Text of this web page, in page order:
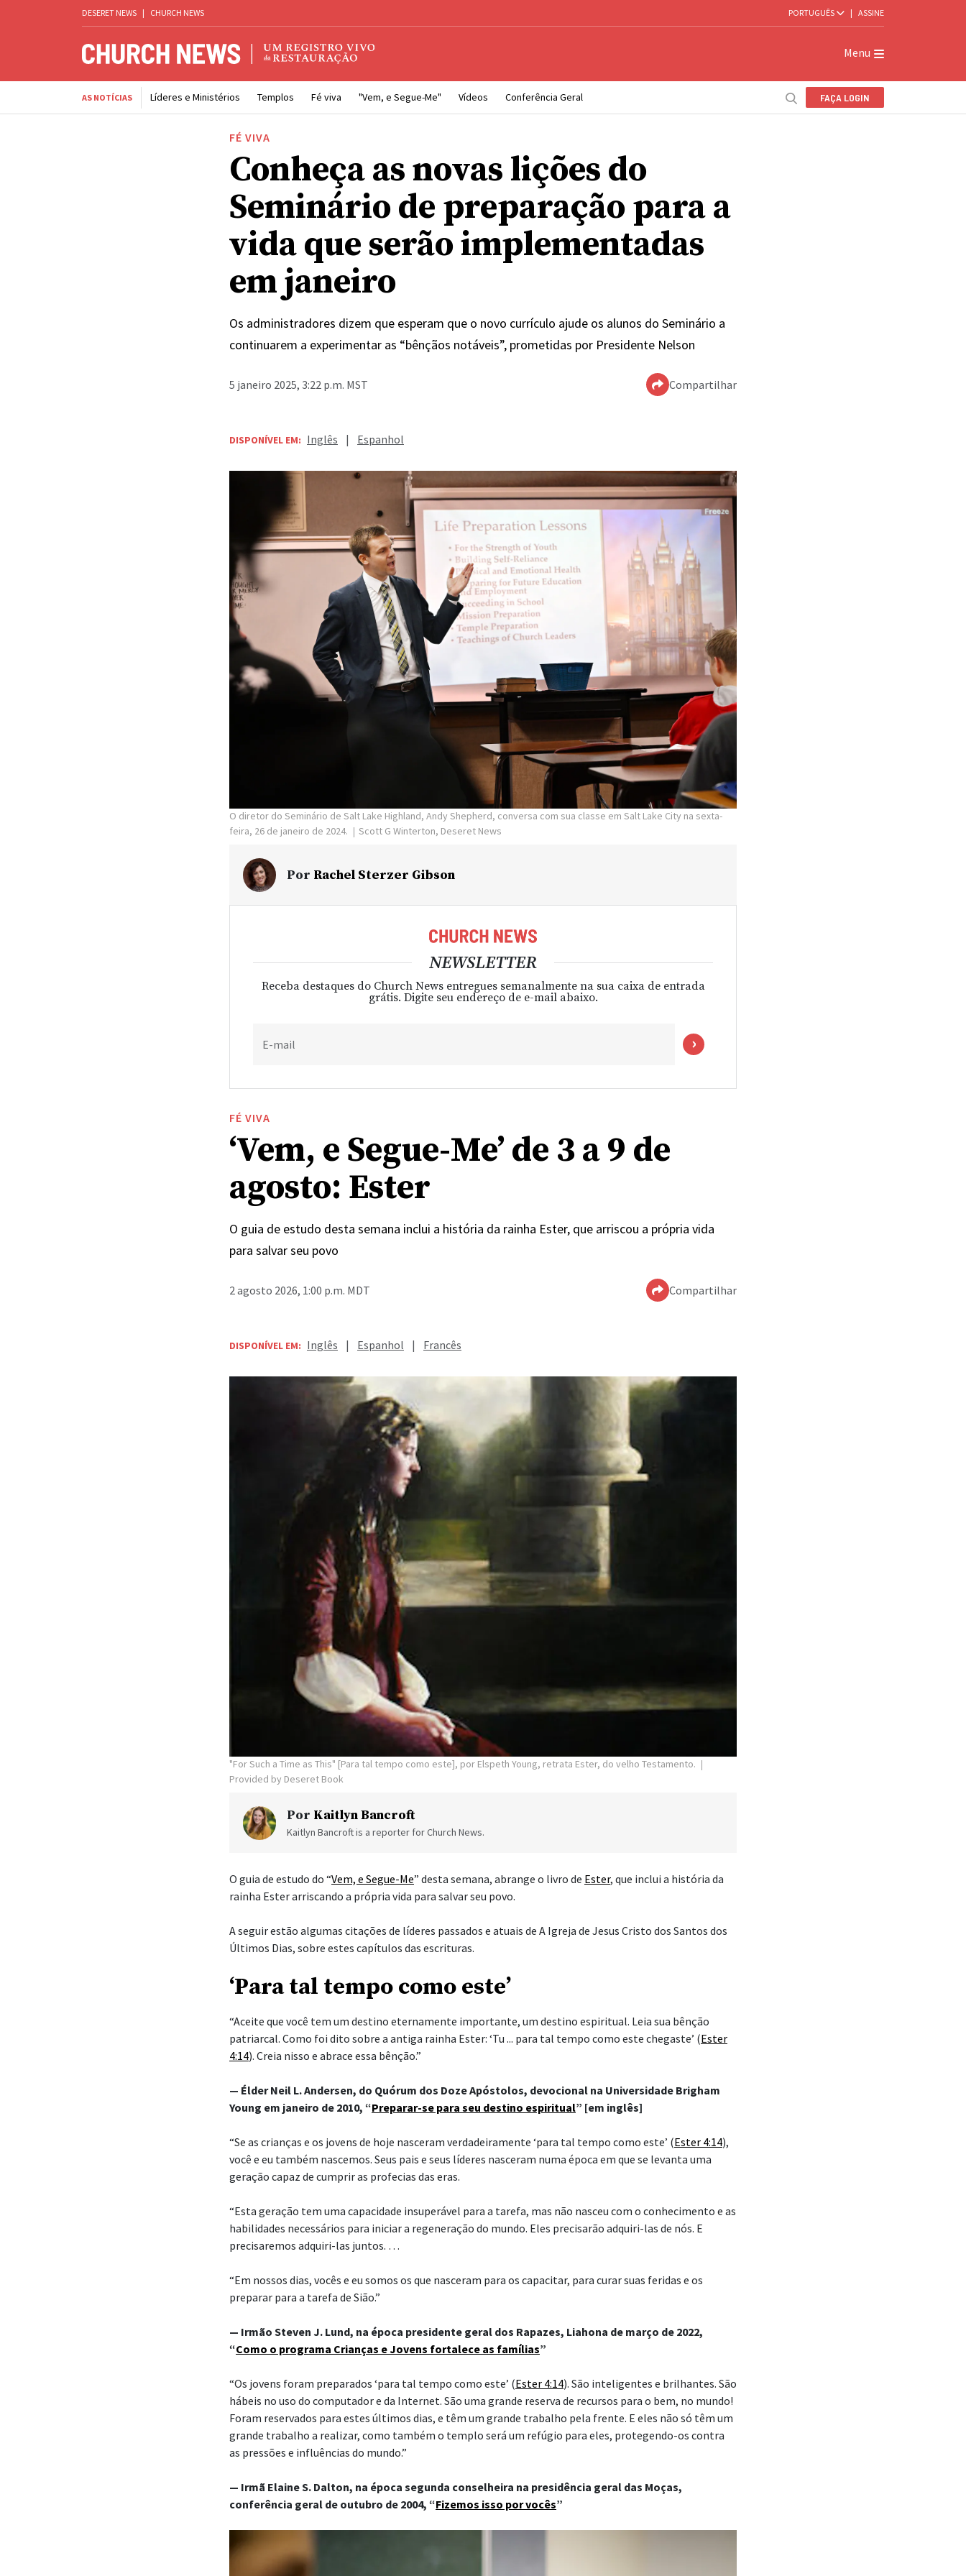
DESERET NEWS | CHURCH NEWS PORTUGUÊS | ASSINE
Menu
AS NOTÍCIAS Líderes e Ministérios Templos Fé viva "Vem, e Segue-Me" Vídeos Conferência Geral FAÇA LOGIN
FÉ VIVA
Conheça as novas lições do
Seminário de preparação para a
vida que serão implementadas
em janeiro
Os administradores dizem que esperam que o novo currículo ajude os alunos do Seminário a
continuarem a experimentar as “bênçãos notáveis”, prometidas por Presidente Nelson
5 janeiro 2025, 3:22 p.m. MST Compartilhar
DISPONÍVEL EM: Inglês | Espanhol
O diretor do Seminário de Salt Lake Highland, Andy Shepherd, conversa com sua classe em Salt Lake City na sexta-
feira, 26 de janeiro de 2024.
Scott G Winterton, Deseret News
Por Rachel Sterzer Gibson
NEWSLETTER
Receba destaques do Church News entregues semanalmente na sua caixa de entrada
grátis. Digite seu endereço de e-mail abaixo.
E-mail
FÉ VIVA
‘Vem, e Segue-Me’ de 3 a 9 de
agosto: Ester
O guia de estudo desta semana inclui a história da rainha Ester, que arriscou a própria vida
para salvar seu povo
2 agosto 2026, 1:00 p.m. MDT Compartilhar
DISPONÍVEL EM: Inglês | Espanhol | Francês
"For Such a Time as This" [Para tal tempo como este], por Elspeth Young, retrata Ester, do velho Testamento.
Provided by Deseret Book
Por Kaitlyn Bancroft
Kaitlyn Bancroft is a reporter for Church News.
O guia de estudo do “Vem, e Segue-Me” desta semana, abrange o livro de Ester, que inclui a história da
rainha Ester arriscando a própria vida para salvar seu povo.
A seguir estão algumas citações de líderes passados e atuais de A Igreja de Jesus Cristo dos Santos dos
Últimos Dias, sobre estes capítulos das escrituras.
‘Para tal tempo como este’
“Aceite que você tem um destino eternamente importante, um destino espiritual. Leia sua bênção
patriarcal. Como foi dito sobre a antiga rainha Ester: ‘Tu ... para tal tempo como este chegaste’ (Ester
4:14). Creia nisso e abrace essa bênção.”
— Élder Neil L. Andersen, do Quórum dos Doze Apóstolos, devocional na Universidade Brigham
Young em janeiro de 2010, “Preparar-se para seu destino espiritual” [em inglês]
“Se as crianças e os jovens de hoje nasceram verdadeiramente ‘para tal tempo como este’ (Ester 4:14),
você e eu também nascemos. Seus pais e seus líderes nasceram numa época em que se levanta uma
geração capaz de cumprir as profecias das eras.
“Esta geração tem uma capacidade insuperável para a tarefa, mas não nasceu com o conhecimento e as
habilidades necessários para iniciar a regeneração do mundo. Eles precisarão adquiri-las de nós. E
precisaremos adquiri-las juntos. …
“Em nossos dias, vocês e eu somos os que nasceram para os capacitar, para curar suas feridas e os
preparar para a tarefa de Sião.”
— Irmão Steven J. Lund, na época presidente geral dos Rapazes, Liahona de março de 2022,
“Como o programa Crianças e Jovens fortalece as famílias”
“Os jovens foram preparados ‘para tal tempo como este’ (Ester 4:14). São inteligentes e brilhantes. São
hábeis no uso do computador e da Internet. São uma grande reserva de recursos para o bem, no mundo!
Foram reservados para estes últimos dias, e têm um grande trabalho pela frente. E eles não só têm um
grande trabalho a realizar, como também o templo será um refúgio para eles, protegendo-os contra
as pressões e influências do mundo.”
— Irmã Elaine S. Dalton, na época segunda conselheira na presidência geral das Moças,
conferência geral de outubro de 2004, “Fizemos isso por vocês”